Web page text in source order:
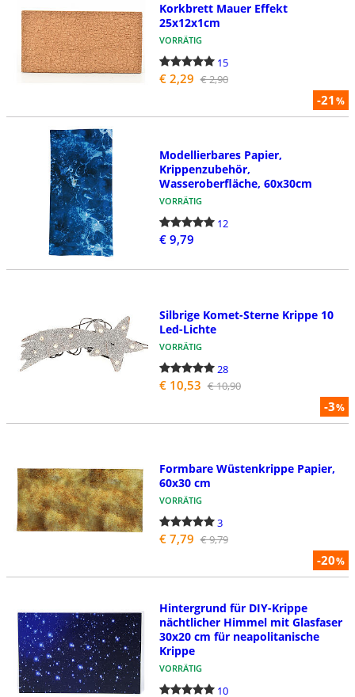
-21%
Korkbrett Mauer Effekt
25x12x1cm
VORRÄTIG
15
€ 2,29 € 2,90
Modellierbares Papier,
Krippenzubehör,
Wasseroberfläche, 60x30cm
VORRÄTIG
12
€ 9,79
-3%
Silbrige Komet-Sterne Krippe 10
Led-Lichte
VORRÄTIG
28
€ 10,53 € 10,90
-20%
Formbare Wüstenkrippe Papier,
60x30 cm
VORRÄTIG
3
€ 7,79 € 9,79
Hintergrund für DIY-Krippe
nächtlicher Himmel mit Glasfaser
30x20 cm für neapolitanische
Krippe
VORRÄTIG
10